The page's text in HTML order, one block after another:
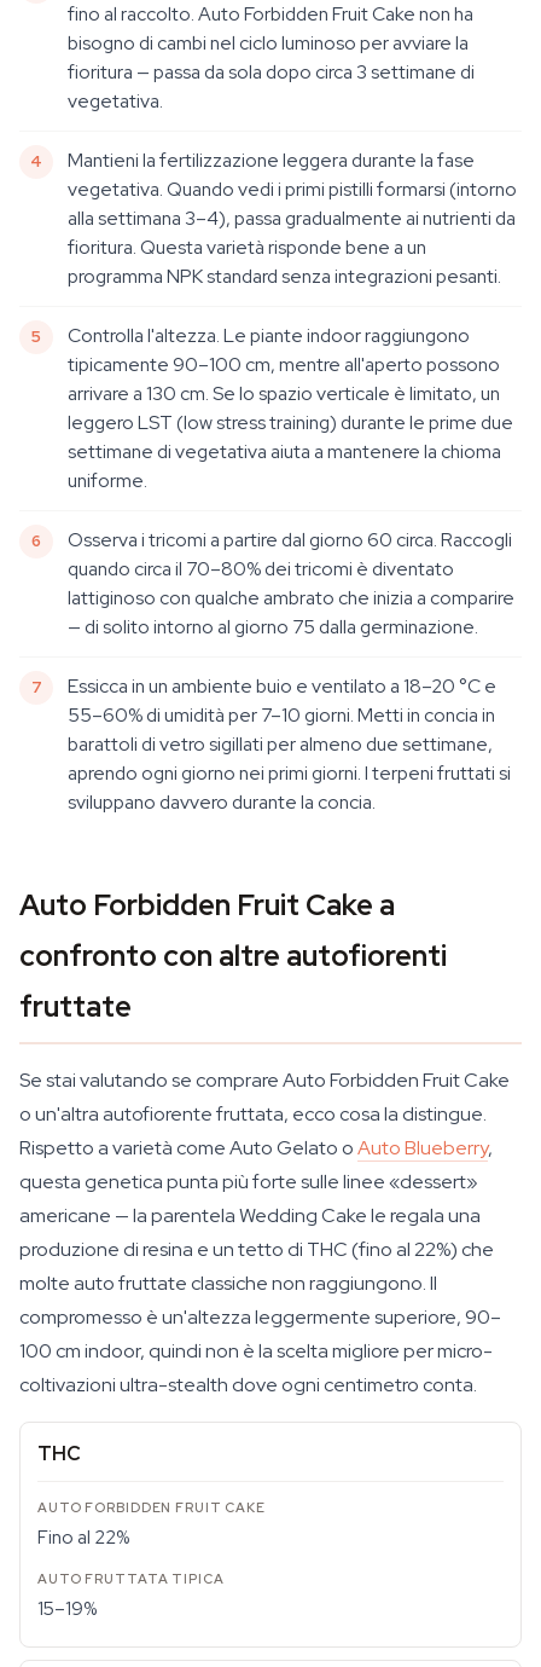
fino al raccolto. Auto Forbidden Fruit Cake non ha
bisogno di cambi nel ciclo luminoso per avviare la
fioritura — passa da sola dopo circa 3 settimane di
vegetativa.
Mantieni la fertilizzazione leggera durante la fase
vegetativa. Quando vedi i primi pistilli formarsi (intorno
alla settimana 3–4), passa gradualmente ai nutrienti da
fioritura. Questa varietà risponde bene a un
programma NPK standard senza integrazioni pesanti.
Controlla l'altezza. Le piante indoor raggiungono
tipicamente 90–100 cm, mentre all'aperto possono
arrivare a 130 cm. Se lo spazio verticale è limitato, un
leggero LST (low stress training) durante le prime due
settimane di vegetativa aiuta a mantenere la chioma
uniforme.
Osserva i tricomi a partire dal giorno 60 circa. Raccogli
quando circa il 70–80% dei tricomi è diventato
lattiginoso con qualche ambrato che inizia a comparire
— di solito intorno al giorno 75 dalla germinazione.
Essicca in un ambiente buio e ventilato a 18–20 °C e
55–60% di umidità per 7–10 giorni. Metti in concia in
barattoli di vetro sigillati per almeno due settimane,
aprendo ogni giorno nei primi giorni. I terpeni fruttati si
sviluppano davvero durante la concia.
Auto Forbidden Fruit Cake a
confronto con altre autofiorenti
fruttate
Se stai valutando se comprare Auto Forbidden Fruit Cake
o un'altra autofiorente fruttata, ecco cosa la distingue.
Rispetto a varietà come Auto Gelato oAuto Blueberry,
questa genetica punta più forte sulle linee «dessert»
americane — la parentela Wedding Cake le regala una
produzione di resina e un tetto di THC (fino al 22%) che
molte auto fruttate classiche non raggiungono. Il
compromesso è un'altezza leggermente superiore, 90–
100 cm indoor, quindi non è la scelta migliore per micro-
coltivazioni ultra-stealth dove ogni centimetro conta.
THC
Fino al 22%
15–19%